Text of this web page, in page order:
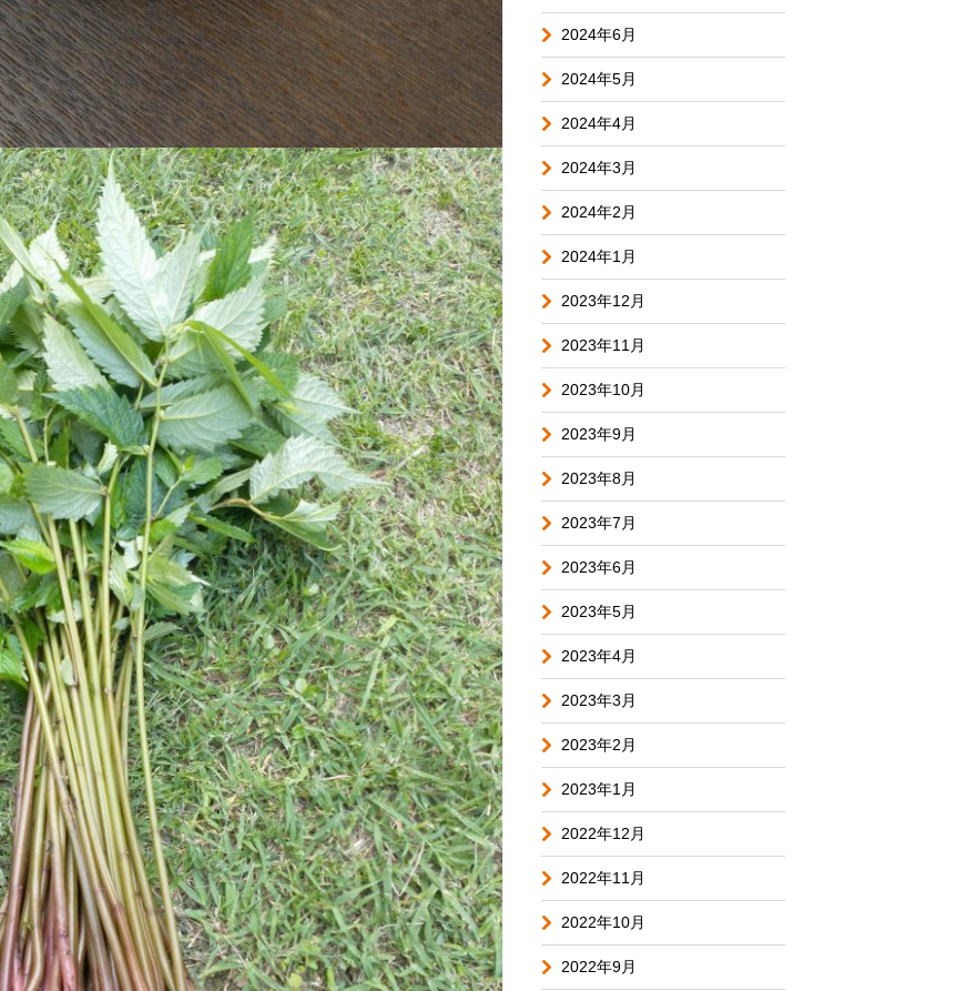
2024年6月
2024年5月
2024年4月
2024年3月
2024年2月
2024年1月
2023年12月
2023年11月
2023年10月
2023年9月
2023年8月
2023年7月
2023年6月
2023年5月
2023年4月
2023年3月
2023年2月
2023年1月
2022年12月
2022年11月
2022年10月
2022年9月